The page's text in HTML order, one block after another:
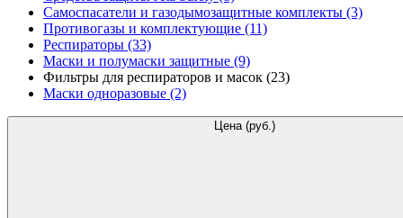
Самоспасатели и газодымозащитные комплекты (3)
Противогазы и комплектующие (11)
Респираторы (33)
Маски и полумаски защитные (9)
Фильтры для респираторов и масок (23)
Маски одноразовые (2)
Цена (руб.)